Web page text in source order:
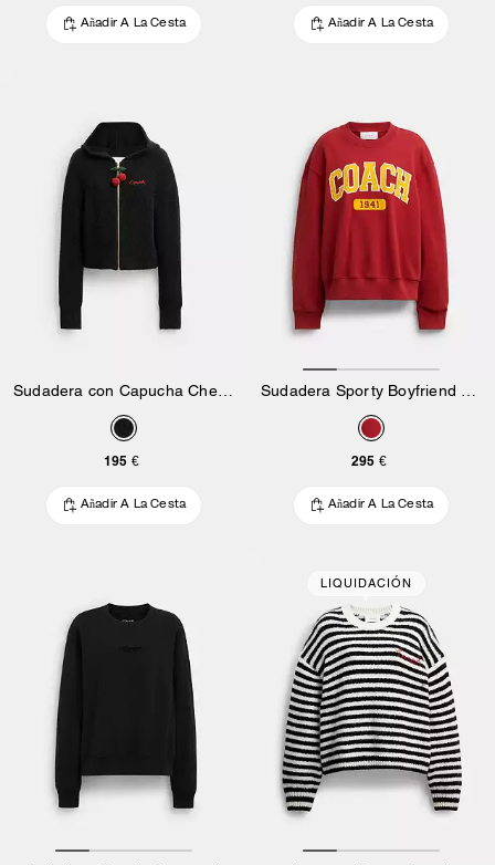
Añadir A La Cesta Añadir A La Cesta
Sudadera con Capucha Cherry Charm de Punto
195 €
Añadir A La Cesta
295 €
Añadir A La Cesta
LIQUIDACIÓN